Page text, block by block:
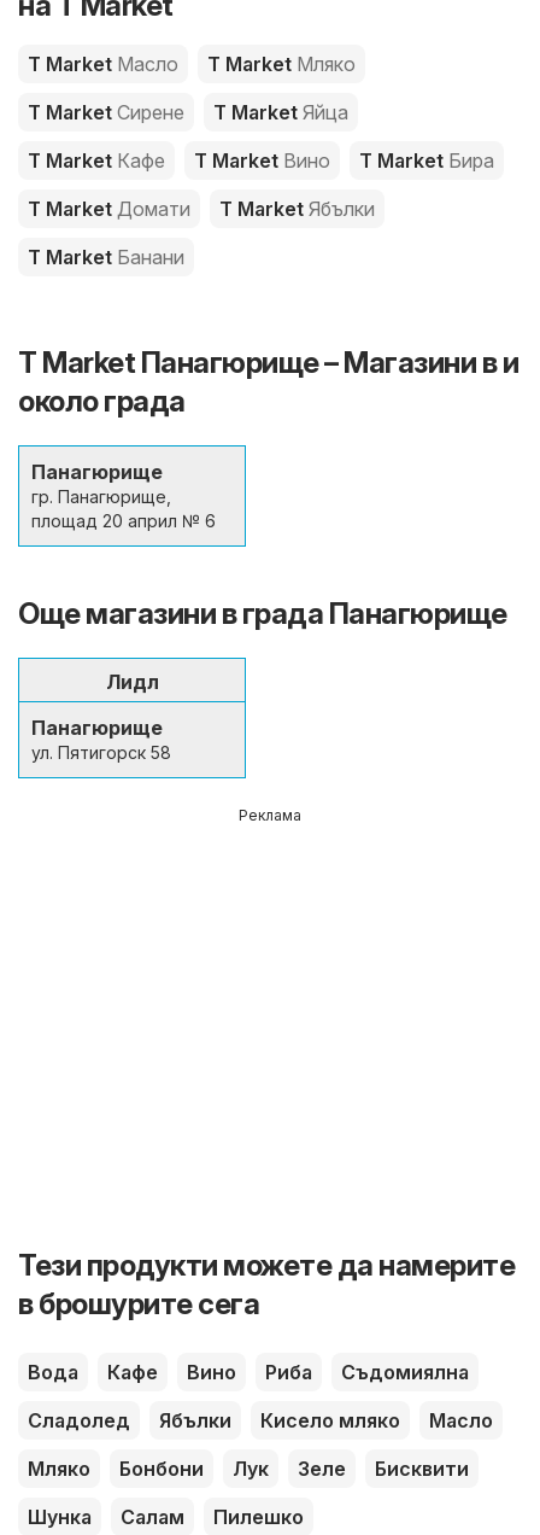
T Market Масло T Market Мляко
T Market Сирене T Market Яйца
T Market Кафе T Market Вино T Market Бира
T Market Домати T Market Ябълки
T Market Банани
T Market Панагюрище – Магазини в и
около града
Панагюрище
гр. Панагюрище,
площад 20 април № 6
Още магазини в града Панагюрище
Лидл
Панагюрище
ул. Пятигорск 58
Реклама
Тези продукти можете да намерите
в брошурите сега
Вода Кафе Вино Риба
Съдомиялна
Сладолед
Ябълки Кисело мляко
Масло
Мляко
Бонбони Лук Зеле
Бисквити
Шунка
Салам Пилешко